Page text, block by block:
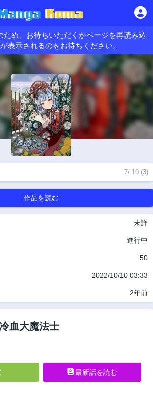
ため、お待ちいただくかページを再読み込
表示されるのをお待ちください。
7/ 10 (3)
作品を読む
未詳
進行中
50
2022/10/10 03:33
2年前
血大魔法士
最新話を読む